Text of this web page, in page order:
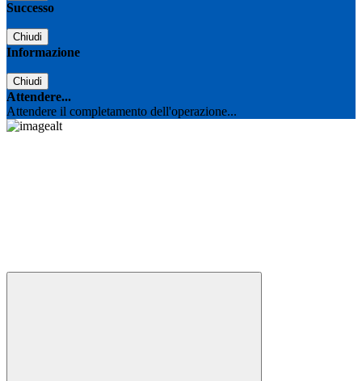
Successo
Chiudi
Informazione
Chiudi
Attendere...
Attendere il completamento dell'operazione...